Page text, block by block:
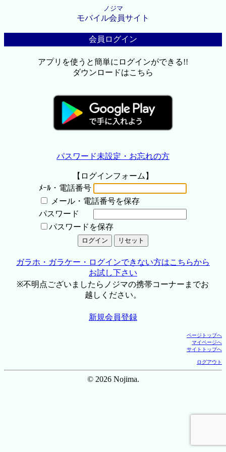
ノジマ
モバイル会員サイト
会員ログイン
アプリを使うと簡単にログインができる!!
ダウンロードはこちら
パスワード未設定・お忘れの方
【ログインフォーム】
ﾒｰﾙ・電話番号
メール・電話番号を保存
パスワード
パスワードを保存
ガラホ・ガラケー・ログインできない方はこちらから
お試し下さい
※不明点ございましたらノジマの携帯コーナーまでお
越しください。
新規会員登録
ページトップへ
マイページへ
サイトトップへ
ログアウト
© 2026 Nojima.